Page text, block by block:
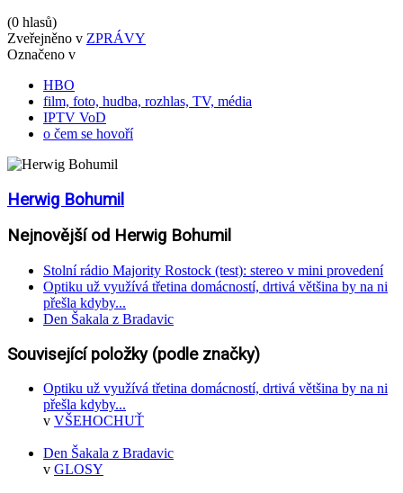
(0 hlasů)
Zveřejněno v ZPRÁVY
Označeno v
HBO
film, foto, hudba, rozhlas, TV, média
IPTV VoD
o čem se hovoří
Herwig Bohumil
Nejnovější od Herwig Bohumil
Stolní rádio Majority Rostock (test): stereo v mini provedení
Optiku už využívá třetina domácností, drtivá většina by na ni
přešla kdyby...
Den Šakala z Bradavic
Související položky (podle značky)
Optiku už využívá třetina domácností, drtivá většina by na ni
přešla kdyby...
v VŠEHOCHUŤ
Den Šakala z Bradavic
v GLOSY